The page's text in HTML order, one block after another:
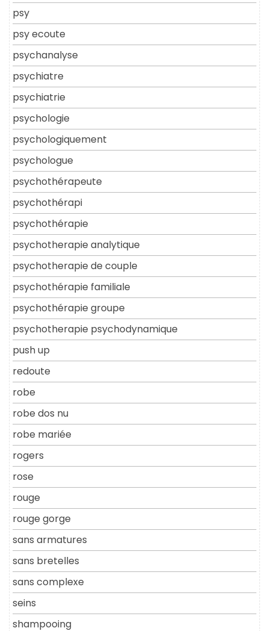
psy
psy ecoute
psychanalyse
psychiatre
psychiatrie
psychologie
psychologiquement
psychologue
psychothérapeute
psychothérapi
psychothérapie
psychotherapie analytique
psychotherapie de couple
psychothérapie familiale
psychothérapie groupe
psychotherapie psychodynamique
push up
redoute
robe
robe dos nu
robe mariée
rogers
rose
rouge
rouge gorge
sans armatures
sans bretelles
sans complexe
seins
shampooing